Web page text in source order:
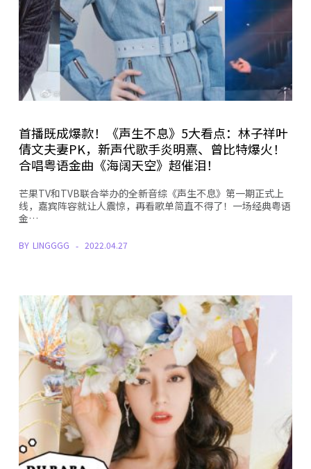
首播既成爆款！《声生不息》5大看点：林子祥叶
倩文夫妻PK，新声代歌手炎明熹、曾比特爆火！
合唱粤语金曲《海阔天空》超催泪！
芒果TV和TVB联合举办的全新音综《声生不息》第一期正式上
线，嘉宾阵容就让人震惊，再看歌单简直不得了！一场经典粤语
金…
BY LINGGGG 2022.04.27